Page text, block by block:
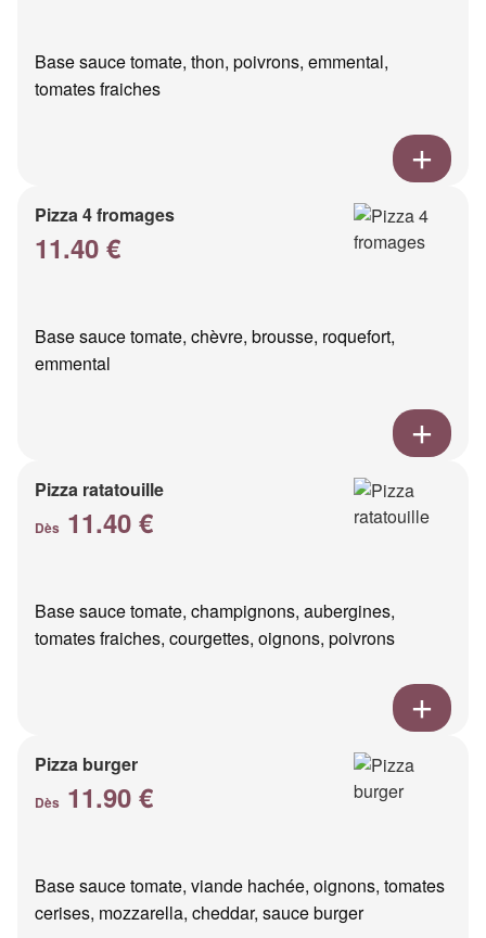
Base sauce tomate, thon, poivrons, emmental,
tomates fraiches
Pizza 4 fromages
11.40 €
Base sauce tomate, chèvre, brousse, roquefort,
emmental
Pizza ratatouille
Dès 11.40 €
Base sauce tomate, champignons, aubergines,
tomates fraiches, courgettes, oignons, poivrons
Pizza burger
Dès 11.90 €
Base sauce tomate, viande hachée, oignons, tomates
cerises, mozzarella, cheddar, sauce burger